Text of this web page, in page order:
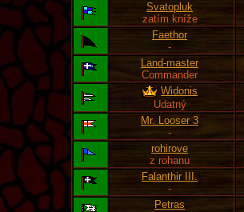
Svatopluk
zatím kníže
Faethor
-
Land-master
Commander
Widonis
Udatný
Mr. Looser 3
-
rohirove
z rohanu
Falanthir III.
-
Petras